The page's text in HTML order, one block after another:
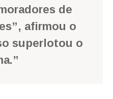
de
afirmou o
superlotou o